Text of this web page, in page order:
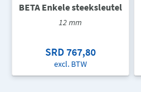
BETA Enkele steeksleutel
12 mm
SRD 767,80
excl. BTW